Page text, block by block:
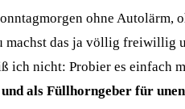
ohne
machst das ja völlig
ich nicht: Probier es
als Füllhorngeber für